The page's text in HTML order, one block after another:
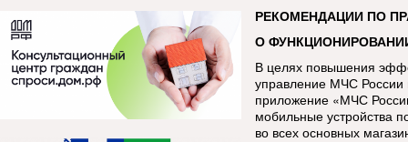
РЕКОМЕНДАЦИИ ПО
О
В целях повышения
управление МЧС России
приложение «МЧС
мобильные устройства
во всех основных